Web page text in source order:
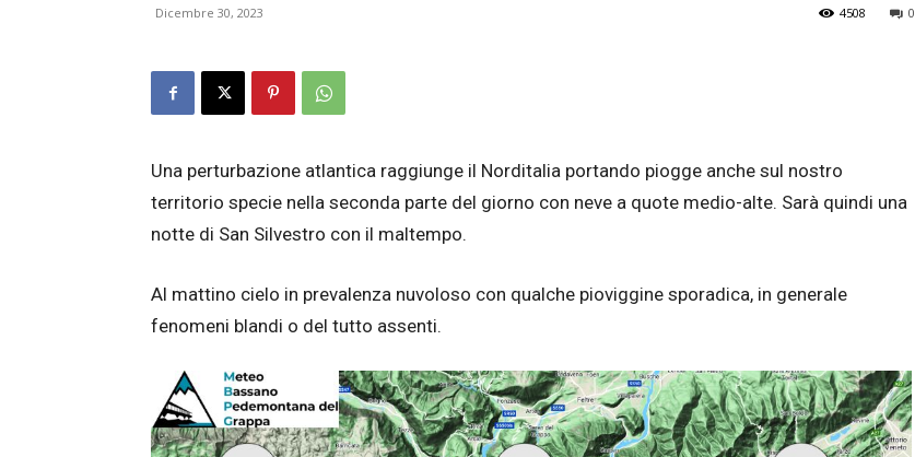
Dicembre 30, 2023 0
4508
Una perturbazione atlantica raggiunge il Norditalia portando piogge anche sul nostro
territorio specie nella seconda parte del giorno con neve a quote medio-alte. Sarà quindi una
notte di San Silvestro con il maltempo.
Al mattino cielo in prevalenza nuvoloso con qualche pioviggine sporadica, in generale
fenomeni blandi o del tutto assenti.